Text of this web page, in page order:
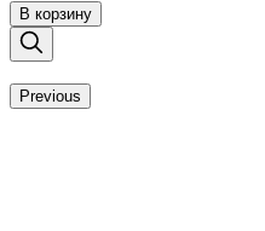
В корзину
Previous